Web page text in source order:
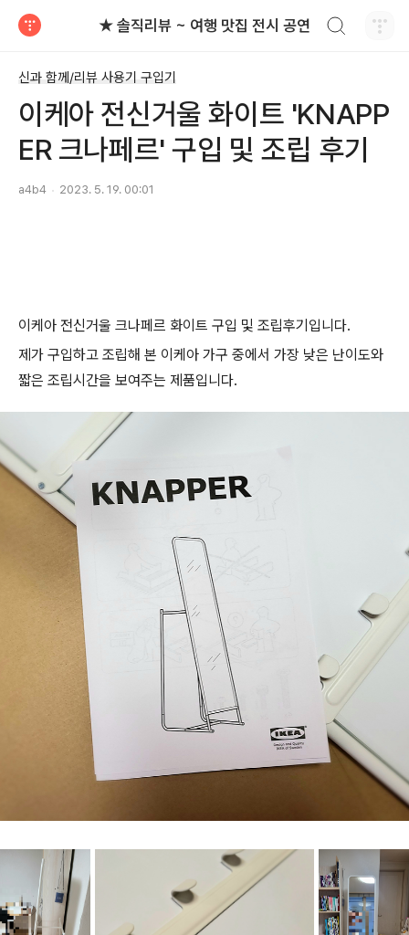
★ 솔직리뷰 ~ 여행 맛집 전시 공연
신과 함께/리뷰 사용기 구입기
이케아 전신거울 화이트 'KNAPP
ER 크나페르' 구입 및 조립 후기
a4b4 2023. 5. 19. 00:01
이케아 전신거울 크나페르 화이트 구입 및 조립후기입니다.
제가 구입하고 조립해 본 이케아 가구 중에서 가장 낮은 난이도와
짧은 조립시간을 보여주는 제품입니다.